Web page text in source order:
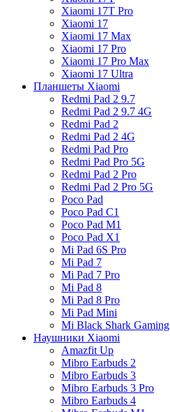
Xiaomi 17T Pro
Xiaomi 17
Xiaomi 17 Max
Xiaomi 17 Pro
Xiaomi 17 Pro Max
Xiaomi 17 Ultra
Планшеты Xiaomi
Redmi Pad 2 9.7
Redmi Pad 2 9.7 4G
Redmi Pad 2
Redmi Pad 2 4G
Redmi Pad Pro
Redmi Pad Pro 5G
Redmi Pad 2 Pro
Redmi Pad 2 Pro 5G
Poco Pad
Poco Pad C1
Poco Pad M1
Poco Pad X1
Mi Pad 6S Pro
Mi Pad 7
Mi Pad 7 Pro
Mi Pad 8
Mi Pad 8 Pro
Mi Pad Mini
Mi Black Shark Gaming
Наушники Xiaomi
Amazfit Up
Mibro Earbuds 2
Mibro Earbuds 3
Mibro Earbuds 3 Pro
Mibro Earbuds 4